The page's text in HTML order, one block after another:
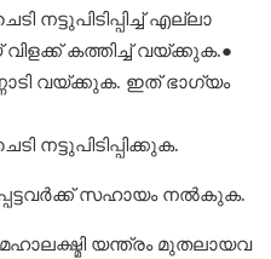
നട്ടുപിടിപ്പിച്ച് എല്ലാ
കത്തിച്ച് വയ്ക്കുക.●
വയ്ക്കുക. ഇത് ഭാഗ്യം
നട്ടുപിടിപ്പിക്കുക.
സഹായം നൽകുക.
യന്ത്രം മുതലായവ